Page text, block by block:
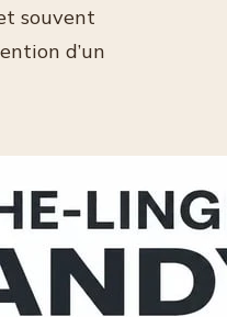
souvent
d’un